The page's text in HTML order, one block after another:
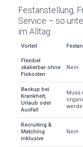
Festanstellung,
Service – so
im Alltag.
Vorteil
Flexibel
skalierbar ohne
Fixkosten
Nein
Backup bei
Krankheit,
Urlaub oder
Ausfall
Muss
Recruiting &
Matching
inklusive
Nein